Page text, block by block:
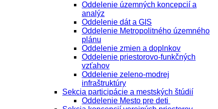
Oddelenie územných koncepcií a
analýz
Oddelenie dát a GIS
Oddelenie Metropolitného územného
plánu
Oddelenie zmien a doplnkov
Oddelenie priestorovo-funkčných
vzťahov
Oddelenie zeleno-modrej
infraštruktúry
Sekcia participácie a mestských štúdií
Oddelenie Mesto pre deti